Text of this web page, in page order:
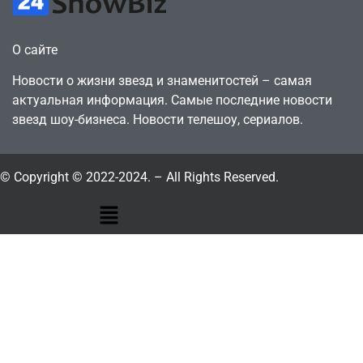
О сайте
Новости о жизни звезд и знаменитостей – самая
актуальная информация. Самые последние новости
звезд шоу-бизнеса. Новости телешоу, сериалов.
© Copyright © 2022-2024. – All Rights Reserved.